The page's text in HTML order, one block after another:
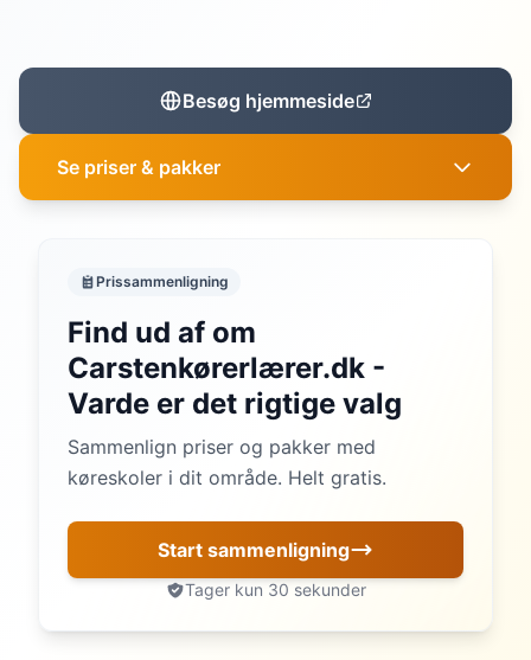
Besøg hjemmeside
Se priser & pakker
Prissammenligning
Find ud af om
Carstenkørerlærer.dk -
Varde er det rigtige valg
Sammenlign priser og pakker med
køreskoler i dit område. Helt gratis.
Start sammenligning
Tager kun 30 sekunder